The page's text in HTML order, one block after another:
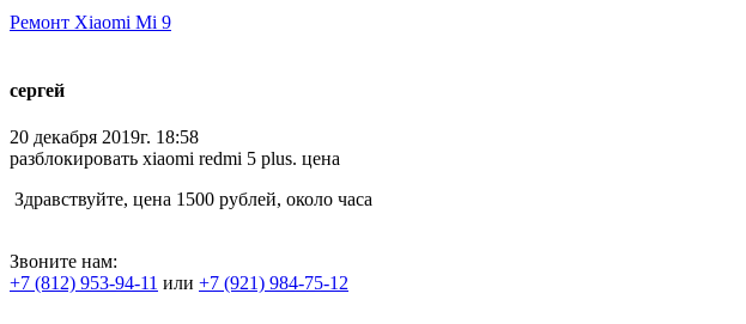
Ремонт Xiaomi Mi 9
cергей
20 декабря 2019г. 18:58
разблокировать xiaomi redmi 5 plus. цена
Здравствуйте, цена 1500 рублей, около часа
Звоните нам:
+7 (812) 953-94-11 или +7 (921) 984-75-12